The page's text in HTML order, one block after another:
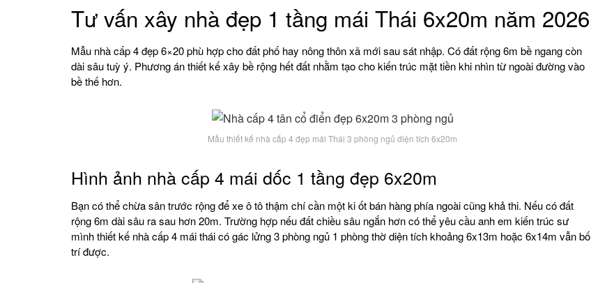
Tư vấn xây nhà đẹp 1 tầng mái Thái 6x20m năm 2026
Mẫu nhà cấp 4 đẹp 6×20 phù hợp cho đất phố hay nông thôn xã mới sau sát nhập. Có đất rộng 6m bề ngang còn
dài sâu tuỳ ý. Phương án thiết kế xây bề rộng hết đất nhằm tạo cho kiến trúc mặt tiền khi nhìn từ ngoài đường vào
bề thế hơn.
Mẫu thiết kế nhà cấp 4 đẹp mái Thái 3 phòng ngủ diện tích 6x20m
Hình ảnh nhà cấp 4 mái dốc 1 tầng đẹp 6x20m
Bạn có thể chừa sân trước rộng để xe ô tô thậm chí cần một ki ốt bán hàng phía ngoài cũng khả thi. Nếu có đất
rộng 6m dài sâu ra sau hơn 20m. Trường hợp nếu đất chiều sâu ngắn hơn có thể yêu cầu anh em kiến trúc sư
mình thiết kế nhà cấp 4 mái thái có gác lửng 3 phòng ngủ 1 phòng thờ diện tích khoảng 6x13m hoặc 6x14m vẫn bố
trí được.